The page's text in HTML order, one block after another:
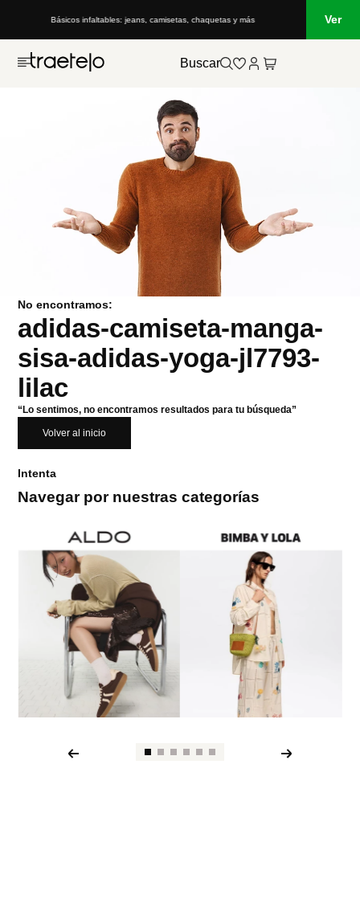
Básicos infaltables: jeans, camisetas, chaquetas y más Ver
Buscar
No encontramos:
adidas-camiseta-manga-
sisa-adidas-yoga-jl7793-
lilac
“Lo sentimos, no encontramos resultados para tu búsqueda”
Volver al inicio
Intenta
Navegar por nuestras categorías